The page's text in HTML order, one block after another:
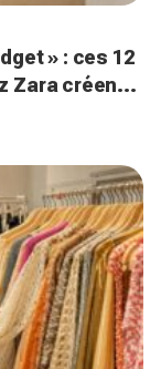
» : ces 12
Zara créent